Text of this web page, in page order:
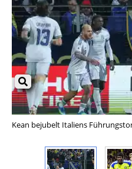
Kean bejubelt Italiens